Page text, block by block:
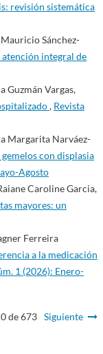
revisión sistemática
Sánchez-
integral de
Guzmán Vargas,
, Revista
Margarita Narváez-
con displasia
Agosto
Caroline Garcia,
mayores: un
Ferreira
a la medicación
1 (2026): Enero-
de 673 Siguiente